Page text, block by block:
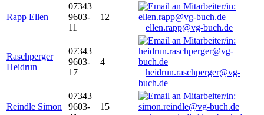
Rapp Ellen
07343
9603-
11
12
ellen.rapp@vg-buch.de
Raschperger
Heidrun
07343
9603-
17
4
heidrun.raschperger@vg-
buch.de
Reindle Simon
07343
9603-
15